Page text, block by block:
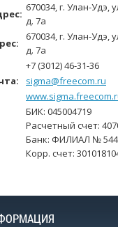
670034, г. Улан-Удэ,
д. 7а
670034, г. Улан-Удэ,
д. 7а
+7 (3012) 46-31-36
sigma@freecom.ru
БИК: 045004719
Расчетный счет:
Банк: ФИЛИАЛ №
Корр. счет: